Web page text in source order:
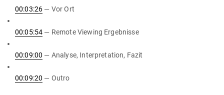
00:03:26 — Vor Ort
00:05:54 — Remote Viewing Ergebnisse
00:09:00 — Analyse, Inter­pre­tation, Fazit
00:09:20 — Outro